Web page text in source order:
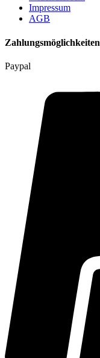
Impressum
AGB
Zahlungsmöglichkeiten
Paypal